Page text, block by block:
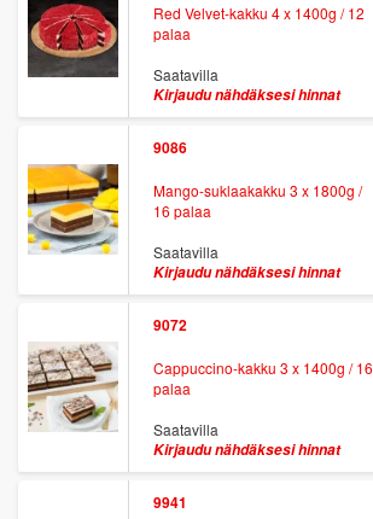
Red Velvet-kakku 4 x 1400g / 12
palaa
Saatavilla
Kirjaudu nähdäksesi hinnat
9086
Mango-suklaakakku 3 x 1800g /
16 palaa
Saatavilla
Kirjaudu nähdäksesi hinnat
9072
Cappuccino-kakku 3 x 1400g / 16
palaa
Saatavilla
Kirjaudu nähdäksesi hinnat
9941